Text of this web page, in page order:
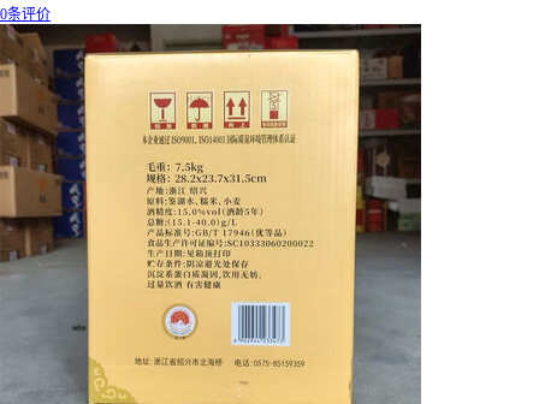
0条评价